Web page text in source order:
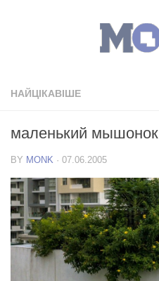
НАЙЦІКАВІШЕ
маленький мышонок
BY MONK · 07.06.2005